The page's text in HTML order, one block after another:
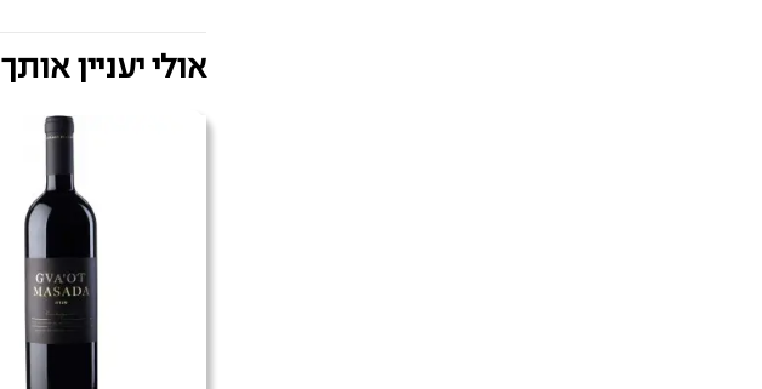
אולי יעניין אותך